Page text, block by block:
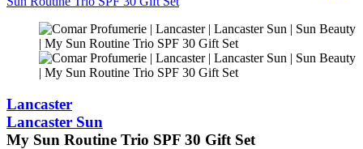
Lancaster
Lancaster Sun
My Sun Routine Trio SPF 30 Gift Set